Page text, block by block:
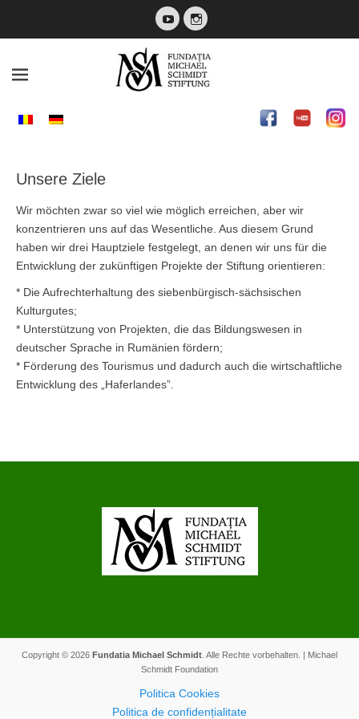
YouTubeInstagram
Fundatia Michael
Unsere Ziele
Wir möchten zwar so viel wie möglich erreichen, aber wir
konzentrieren uns auf das Wesentliche. Aus diesem Grund
haben wir drei Hauptziele festgelegt, an denen wir uns für die
Entwicklung der zukünftigen Projekte der Stiftung orientieren:
* Die Aufrechterhaltung des siebenbürgisch-sächsischen
Kulturgutes;
* Unterstützung von Projekten, die das Bildungswesen in
deutscher Sprache in Rumänien fördern;
* Förderung des Tourismus und dadurch auch die wirtschaftliche
Entwicklung des „Haferlandes”.
Copyright © 2026 Fundatia Michael Schmidt . Alle Rechte vorbehalten. | Michael
Schmidt Foundation
Politica Cookies
Politica de confidențialitate